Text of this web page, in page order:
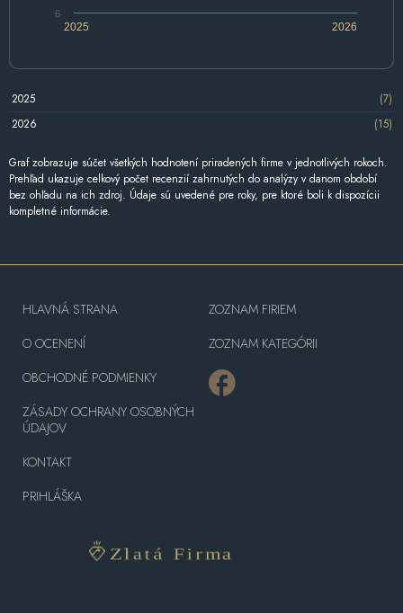
2025 2026
6
2025
(7)
2026
(15)
Graf zobrazuje súčet všetkých hodnotení priradených firme v jednotlivých rokoch.
Prehľad ukazuje celkový počet recenzií zahrnutých do analýzy v danom období
bez ohľadu na ich zdroj. Údaje sú uvedené pre roky, pre ktoré boli k dispozícii
kompletné informácie.
HLAVNÁ STRANA
O OCENENÍ
OBCHODNÉ PODMIENKY
ZÁSADY OCHRANY OSOBNÝCH
ÚDAJOV
KONTAKT
PRIHLÁŠKA
ZOZNAM FIRIEM
ZOZNAM KATEGÓRII